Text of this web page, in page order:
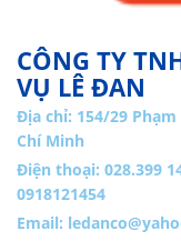
CÔNG TY
VỤ LÊ ĐAN
Địa chỉ: 154/29
Chí Minh
Điện thoại: 028.399
0918121454
Email: